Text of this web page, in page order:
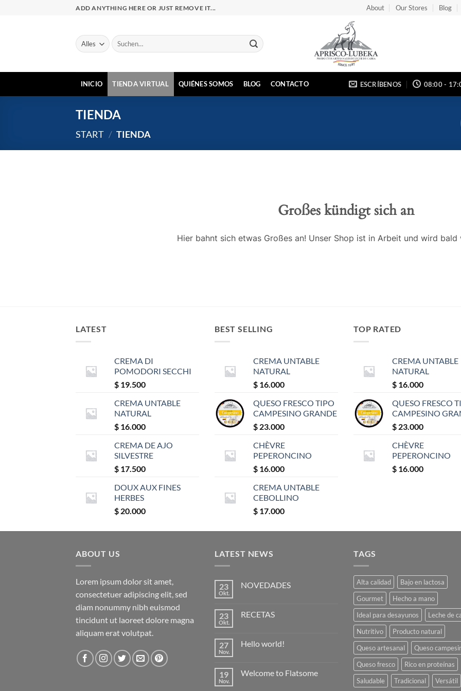
ADD ANYTHING HERE OR JUST REMOVE IT... About Our Stores Blog
Suchen
nach:
INICIO TIENDA VIRTUAL QUIÉNES SOMOS BLOG CONTACTO ESCRÍBENOS 08:00 -
TIENDA
START / TIENDA
Großes kündigt sich an
Hier bahnt sich etwas Großes an! Unser Shop ist in Arbeit und wird
LATEST
CREMA DI
POMODORI SECCHI
$ 19.500
CREMA UNTABLE
NATURAL
$ 16.000
CREMA DE AJO
SILVESTRE
$ 17.500
DOUX AUX FINES
HERBES
$ 20.000
BEST SELLING
CREMA UNTABLE
NATURAL
$ 16.000
QUESO FRESCO TIPO
CAMPESINO GRANDE
$ 23.000
CHÈVRE
PEPERONCINO
$ 16.000
CREMA UNTABLE
CEBOLLINO
$ 17.000
TOP RATED
CREMA UNTABLE
NATURAL
$ 16.000
QUESO FRESCO
CAMPESINO
$ 23.000
CHÈVRE
PEPERONCINO
$ 16.000
ABOUT US
Lorem ipsum dolor sit amet,
consectetuer adipiscing elit, sed
diam nonummy nibh euismod
tincidunt ut laoreet dolore magna
aliquam erat volutpat.
LATEST NEWS
23
Okt.
NOVEDADES
NOVEDADES
23
Okt.
RECETAS
RECETAS
27
Nov.
Hello world!
Hello
19
Nov.
Welcome to Flatsome
TAGS
Alta calidad
Bajo en lactosa
Gourmet
Hecho a mano
Ideal para desayunos
Leche de
Nutritivo
Producto natural
Queso artesanal
Queso
Queso fresco
Rico en proteínas
Saludable
Tradicional Versátil